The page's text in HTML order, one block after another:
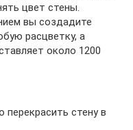
цвет стены.
вы создадите
расцветку, а
около 1200
перекрасить стену в